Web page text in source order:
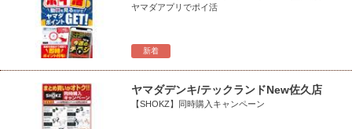
新着
ヤマダアプリでポイ活
ヤマダデンキ/テックランドNew佐久店
【SHOKZ】同時購入キャンペーン